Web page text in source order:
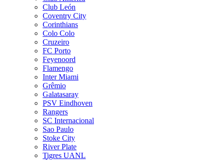
Club León
Coventry City
Corinthians
Colo Colo
Cruzeiro
FC Porto
Feyenoord
Flamengo
Inter Miami
Grêmio
Galatasaray
PSV Eindhoven
Rangers
SC Internacional
Sao Paulo
Stoke City
River Plate
Tigres UANL